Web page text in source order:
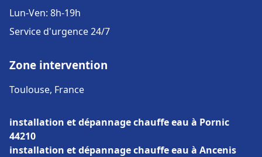
Lun-Ven: 8h-19h
Service d'urgence 24/7
Zone intervention
Toulouse, France
installation et dépannage chauffe eau à Pornic
44210
installation et dépannage chauffe eau à Ancenis